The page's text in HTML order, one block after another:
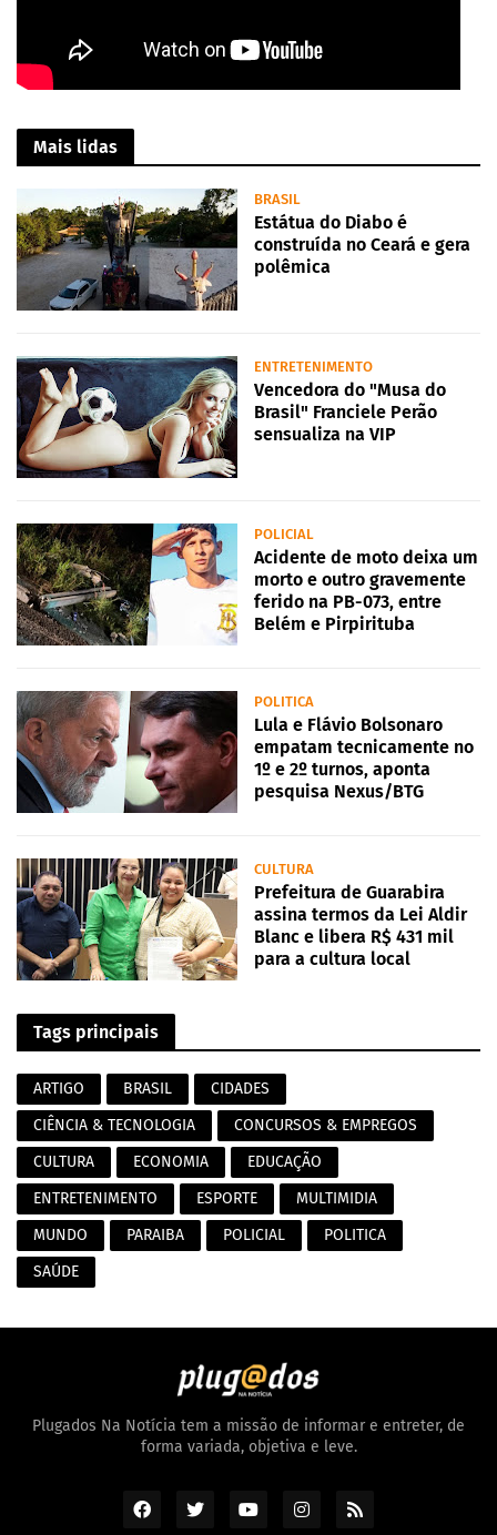
Mais lidas
BRASIL
Estátua do Diabo é
construída no Ceará e gera
polêmica
ENTRETENIMENTO
Vencedora do "Musa do
Brasil" Franciele Perão
sensualiza na VIP
POLICIAL
Acidente de moto deixa um
morto e outro gravemente
ferido na PB-073, entre
Belém e Pirpirituba
POLITICA
Lula e Flávio Bolsonaro
empatam tecnicamente no
1º e 2º turnos, aponta
pesquisa Nexus/BTG
CULTURA
Prefeitura de Guarabira
assina termos da Lei Aldir
Blanc e libera R$ 431 mil
para a cultura local
Tags principais
ARTIGO BRASIL
CIDADES
CIÊNCIA & TECNOLOGIA
CONCURSOS & EMPREGOS
CULTURA
ECONOMIA
EDUCAÇÃO
ENTRETENIMENTO
ESPORTE
MULTIMIDIA
MUNDO
PARAIBA POLICIAL
POLITICA
SAÚDE
Plugados Na Notícia tem a missão de informar e entreter, de
forma variada, objetiva e leve.